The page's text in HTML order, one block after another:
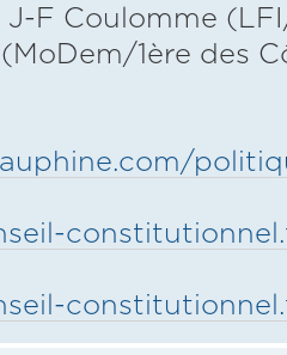
F Coulomme
(MoDem/1ère des